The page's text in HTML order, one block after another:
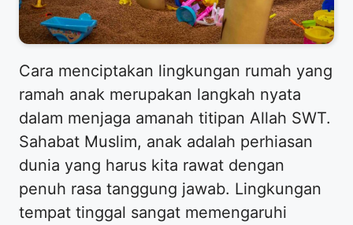
Cara menciptakan lingkungan rumah yang
ramah anak merupakan langkah nyata
dalam menjaga amanah titipan Allah SWT.
Sahabat Muslim, anak adalah perhiasan
dunia yang harus kita rawat dengan
penuh rasa tanggung jawab. Lingkungan
tempat tinggal sangat memengaruhi